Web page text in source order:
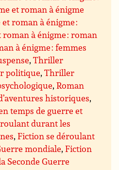
et roman à énigme
roman à énigme :
roman à énigme : roman
à énigme : femmes
,Thriller
politique,Thriller
,Roman
historiques,
temps de guerre et
durant les
,Fiction se déroulant
mondiale,Fiction
Seconde Guerre